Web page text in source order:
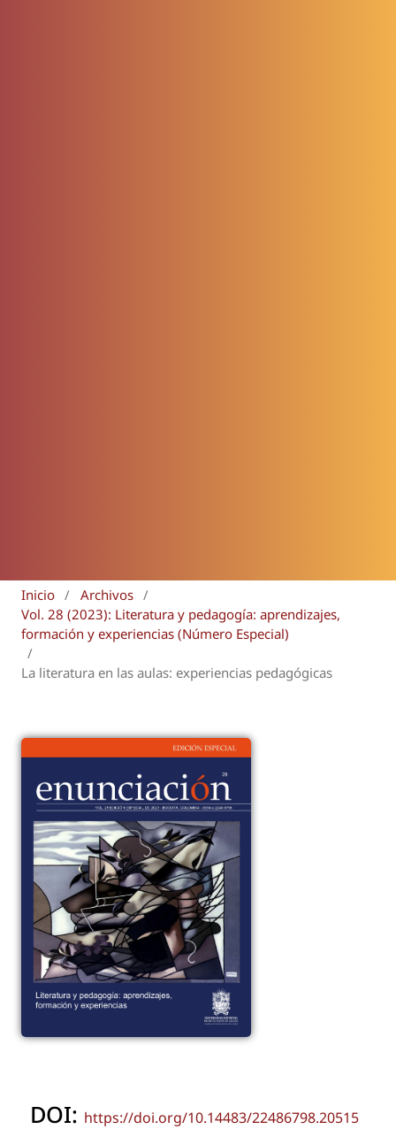
Inicio / Archivos /
Vol. 28 (2023): Literatura y pedagogía: aprendizajes,
formación y experiencias (Número Especial)
/
La literatura en las aulas: experiencias pedagógicas
DOI: https://doi.org/10.14483/22486798.20515